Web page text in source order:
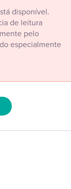
disponível.
de leitura
pelo
especialmente